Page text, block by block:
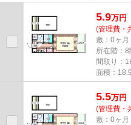
5.9万円
(管理費・
敷：0ヶ月
所在階：8
間取り：
面積：
5.5万円
(管理費・
敷：0ヶ月